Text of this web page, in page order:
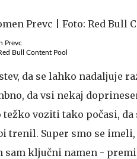
Prevc
Bull Content Pool
da se lahko nadaljuje
da vsi nekaj
težko voziti tako počasi, da
trenil. Super smo se imeli,
sam ključni namen -